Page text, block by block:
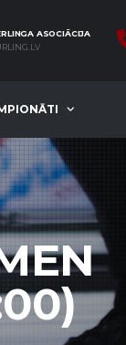
ASOCIĀCIJA